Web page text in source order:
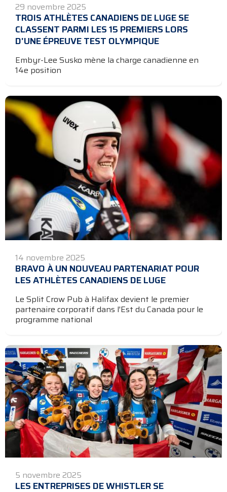
29 novembre 2025
TROIS ATHLÈTES CANADIENS DE LUGE SE
CLASSENT PARMI LES 15 PREMIERS LORS
D'UNE ÉPREUVE TEST OLYMPIQUE
Embyr-Lee Susko mène la charge canadienne en
14e position
14 novembre 2025
BRAVO À UN NOUVEAU PARTENARIAT POUR
LES ATHLÈTES CANADIENS DE LUGE
Le Split Crow Pub à Halifax devient le premier
partenaire corporatif dans l'Est du Canada pour le
programme national
5 novembre 2025
LES ENTREPRISES DE WHISTLER SE